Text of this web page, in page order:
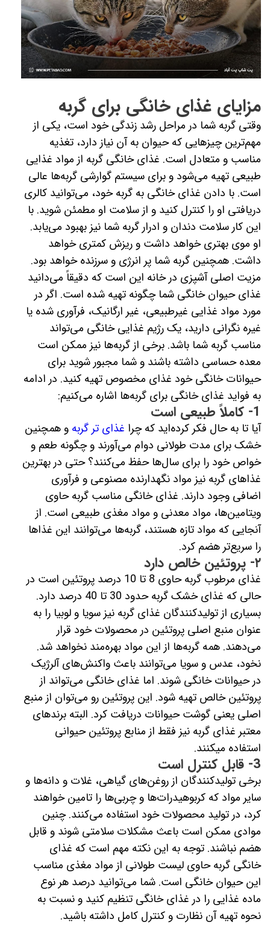
مزایای غذای خانگی برای گربه
وقتی گربه شما در مراحل رشد زندگی خود است، یکی از
مهم‌ترین چیزهایی که حیوان به آن نیاز دارد، تغذیه
مناسب و متعادل است. غذای خانگی گربه از مواد غذایی
طبیعی تهیه می‌شود و برای سیستم گوارشی گربه‌ها عالی
است. با دادن غذای خانگی به گربه خود، می‌توانید کالری
دریافتی او را کنترل کنید و از سلامت او مطمئن شوید. با
این کار سلامت دندان و ادرار گربه شما نیز بهبود می‌یابد.
او موی بهتری خواهد داشت و ریزش کمتری خواهد
داشت. همچنین گربه شما پر انرژی و سرزنده خواهد بود.
مزیت اصلی آشپزی در خانه این است که دقیقاً می‌دانید
غذای حیوان خانگی شما چگونه تهیه شده است. اگر در
مورد مواد غذایی غیرطبیعی، غیر ارگانیک، فرآوری شده یا
غیره نگرانی دارید، یک رژیم غذایی خانگی می‌تواند
مناسب گربه شما باشد. برخی از گربه‌ها نیز ممکن است
معده حساسی داشته باشند و شما مجبور شوید برای
حیوانات خانگی خود غذای مخصوص تهیه کنید. در ادامه
به فواید غذای خانگی برای گربه‌ها اشاره می‌کنیم:
1- کاملاً طبیعی است
آیا تا به حال فکر کرده‌اید که چرا غذای تر گربه و همچنین
خشک برای مدت طولانی دوام می‌آورند و چگونه طعم و
خواص خود را برای سال‌ها حفظ می‌کنند؟ حتی در بهترین
غذاهای گربه نیز مواد نگهدارنده مصنوعی و فرآوری
اضافی وجود دارند. غذای خانگی مناسب گربه حاوی
ویتامین‌ها، مواد معدنی و مواد مغذی طبیعی است. از
آنجایی که مواد تازه هستند، گربه‌ها می‌توانند این غذاها
را سریع‌تر هضم کرد.
۲- پروتئین خالص دارد
غذای مرطوب گربه حاوی 8 تا 10 درصد پروتئین است در
حالی که غذای خشک گربه حدود 30 تا 40 درصد دارد.
بسیاری از تولیدکنندگان غذای گربه نیز سویا و لوبیا را به
عنوان منبع اصلی پروتئین در محصولات خود قرار
می‌دهند. همه گربه‌ها از این مواد بهره‌مند نخواهد شد.
نخود، عدس و سویا می‌توانند باعث واکنش‌های آلرژیک
در حیوانات خانگی شوند. اما غذای خانگی می‌تواند از
پروتئین خالص تهیه شود. این پروتئین رو می‌توان از منبع
اصلی یعنی گوشت حیوانات دریافت کرد. البته برندهای
معتبر غذای گربه نیز فقط از منابع پروتئین حیوانی
استفاده میکنند.
3- قابل کنترل است
برخی تولیدکنندگان از روغن‌های گیاهی، غلات و دانه‌ها و
سایر مواد که کربوهیدرات‌ها و چربی‌ها را تامین خواهند
کرد، در تولید محصولات خود استفاده می‌کنند. چنین
موادی ممکن است باعث مشکلات سلامتی شوند و قابل
هضم نباشند. توجه به این نکته مهم است که غذای
خانگی گربه حاوی لیست طولانی از مواد مغذی مناسب
این حیوان خانگی است. شما می‌توانید درصد هر نوع
ماده غذایی را در غذای خانگی تنظیم کنید و نسبت به
نحوه تهیه آن نظارت و کنترل کامل داشته باشید.